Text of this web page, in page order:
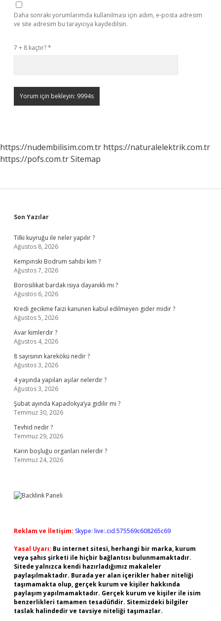
Daha sonraki yorumlarımda kullanılması için adım, e-posta adresim
ve site adresim bu tarayıcıya kaydedilsin.
7 + 8 kaçtır?*
https://nudembilisim.com.tr https://naturalelektrik.com.tr
https://pofs.com.trSitemap
Sidebar
Son Yazılar
Tilki kuyruğu ile neler yapılır ?
Ağustos 8, 2026
Kempinski Bodrum sahibi kim ?
Ağustos 7, 2026
Borosilikat bardak isıya dayanıklı mı ?
Ağustos 6, 2026
Kredi gecikme faizi kanunen kabul edilmeyen gider midir ?
Ağustos 5, 2026
Avar kimlerdir ?
Ağustos 4, 2026
8 sayısının karekökü nedir ?
Ağustos 3, 2026
4 yaşında yapılan aşılar nelerdir ?
Ağustos 3, 2026
Şubat ayında Kapadokya’ya gidilir mi ?
Temmuz 30, 2026
Tevhid nedir ?
Temmuz 29, 2026
Karın boşluğu organları nelerdir ?
Temmuz 24, 2026
Reklam ve İletişim: Skype: live:.cid.575569c608265c69
Yasal Uyarı: Bu internet sitesi, herhangi bir marka, kurum
veya şahıs şirketi ile hiçbir bağlantısı bulunmamaktadır.
Sitede yalnızca kendi hazırladığımız makaleler
paylaşılmaktadır. Burada yer alan içerikler haber niteliği
taşımamakta olup, gerçek kurum ve kişiler hakkında
paylaşım yapılmamaktadır. Gerçek kurum ve kişiler ile isim
benzerlikleri tamamen tesadüfidir. Sitemizdeki bilgiler
taslak halindedir ve tavsiye niteliği taşımazlar.